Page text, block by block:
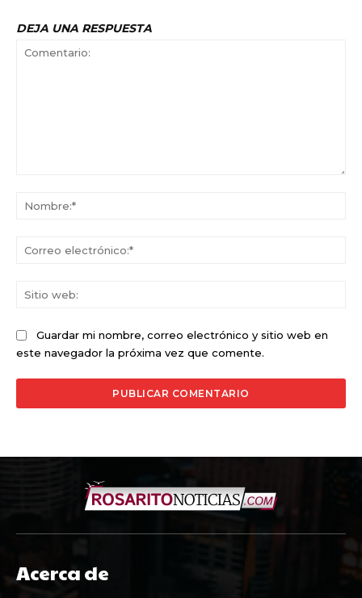
DEJA UNA RESPUESTA
Guardar mi nombre, correo electrónico y sitio web en
este navegador la próxima vez que comente.
Acerca de